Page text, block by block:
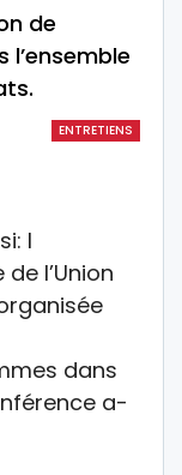
de
ENTRETIENS
l’Union
dans
a-